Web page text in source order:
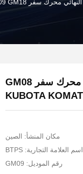
NABTESCO GM06VN المحرك النهائي محرك سفر GM08
مكان المنشأ: الصين
اسم العلامة التجارية: BTPS
رقم الموديل: GM09